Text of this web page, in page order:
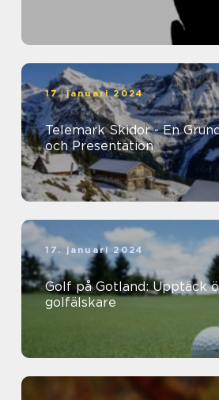
17. januari 2024
Telemark Skidor - En
och Presentation
17. januari 2024
Golf på Gotland: Upptäck
golfälskare